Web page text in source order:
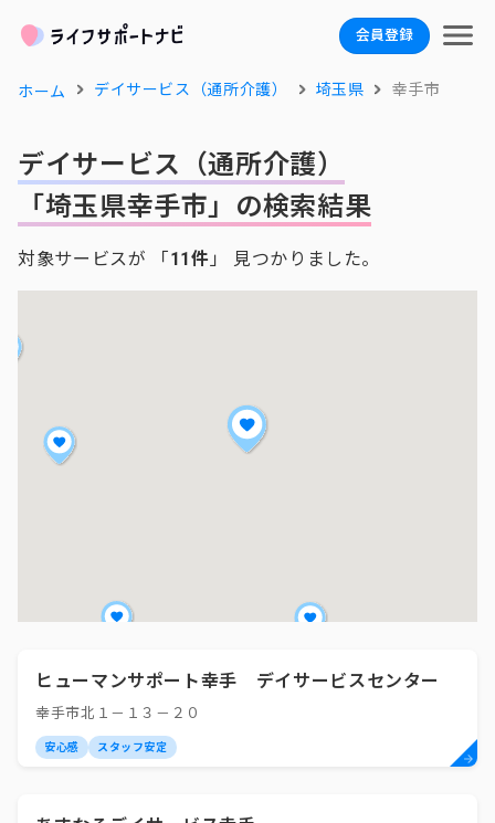
会員登録
ホーム デイサービス（通所介護） 埼玉県 幸手市
デイサービス（通所介護）
「埼玉県幸手市」の検索結果
対象サービスが 「11件 」 見つかりました。
ヒューマンサポート幸手 デイサービスセンター
幸手市北１－１３－２０
安心感 スタッフ安定